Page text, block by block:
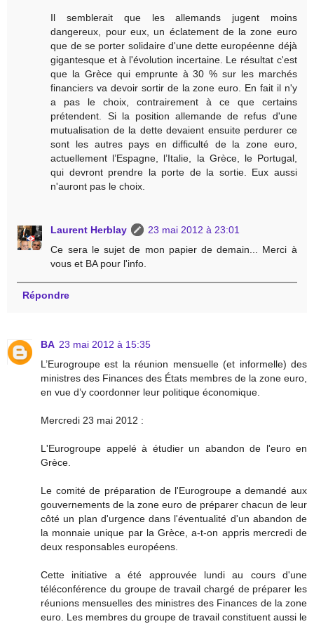
Il semblerait que les allemands jugent moins
dangereux, pour eux, un éclatement de la zone euro
que de se porter solidaire d'une dette européenne déjà
gigantesque et à l'évolution incertaine. Le résultat c'est
que la Grèce qui emprunte à 30 % sur les marchés
financiers va devoir sortir de la zone euro. En fait il n'y
a pas le choix, contrairement à ce que certains
prétendent. Si la position allemande de refus d'une
mutualisation de la dette devaient ensuite perdurer ce
sont les autres pays en difficulté de la zone euro,
actuellement l’Espagne, l’Italie, la Grèce, le Portugal,
qui devront prendre la porte de la sortie. Eux aussi
n'auront pas le choix.
Laurent Herblay
23 mai 2012 à 23:01
Ce sera le sujet de mon papier de demain... Merci à
vous et BA pour l'info.
Répondre
BA 23 mai 2012 à 15:35
L’Eurogroupe est la réunion mensuelle (et informelle) des
ministres des Finances des États membres de la zone euro,
en vue d’y coordonner leur politique économique.
Mercredi 23 mai 2012 :
L'Eurogroupe appelé à étudier un abandon de l'euro en
Grèce.
Le comité de préparation de l'Eurogroupe a demandé aux
gouvernements de la zone euro de préparer chacun de leur
côté un plan d'urgence dans l'éventualité d'un abandon de
la monnaie unique par la Grèce, a-t-on appris mercredi de
deux responsables européens.
Cette initiative a été approuvée lundi au cours d'une
téléconférence du groupe de travail chargé de préparer les
réunions mensuelles des ministres des Finances de la zone
euro. Les membres du groupe de travail constituent aussi le